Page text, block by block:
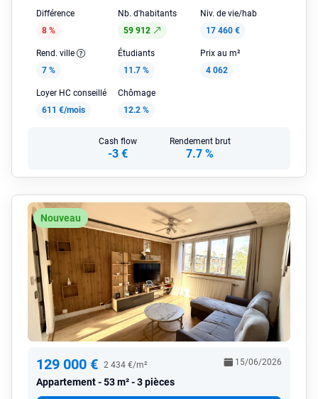
Différence
8 %
Nb. d'habitants
59 912
Niv. de vie/hab
17 460 €
Rend. ville
7 %
Étudiants
11.7 %
Prix au m²
4 062
Loyer HC conseillé
611 €/mois
Chômage
12.2 %
Cash flow
-3 €
Rendement brut
7.7 %
Nouveau
129 000 € 2 434 €/m²
Appartement 53 m² - 3 pièces
15/06/2026